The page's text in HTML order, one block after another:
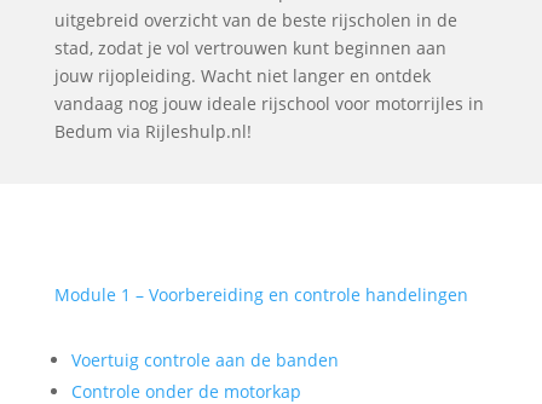
uitgebreid overzicht van de beste rijscholen in de
stad, zodat je vol vertrouwen kunt beginnen aan
jouw rijopleiding. Wacht niet langer en ontdek
vandaag nog jouw ideale rijschool voor motorrijles in
Bedum via Rijleshulp.nl!
Module 1 – Voorbereiding en controle handelingen
Voertuig controle aan de banden
Controle onder de motorkap